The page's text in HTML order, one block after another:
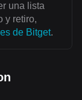
una lista
y retiro,
de Bitget.